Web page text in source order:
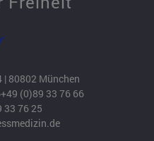
80802 München
+49 (0)89 33 76 66
33 76 25